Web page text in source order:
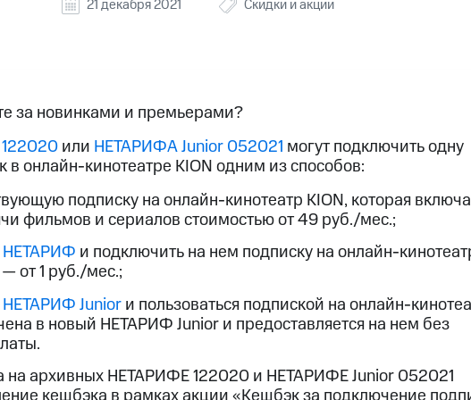
доступ к геолокации
15%
МТС
картуМТС Pay Оплата по QR-коду за границей
доступ к геолокации
ГудокМой МТСВсе приложенияИнвестиции
15%
21 декабря 2021 Скидки и акции
за новинками и премьерами?
или НЕТАРИФА Junior 052021 могут подключить одну
в онлайн-кинотеатре KION одним из способов:
подписку на онлайн-кинотеатр KION, которая
фильмов и сериалов стоимостью от 49 руб./мес.;
НЕТАРИФ и подключить на нем подписку на онлайн-
от 1 руб./мес.;
НЕТАРИФ Juniorи пользоваться подпиской на онлайн-
в новый НЕТАРИФ Junior и предоставляется на нем без
на архивных НЕТАРИФЕ 122020 и НЕТАРИФЕ Junior 052021